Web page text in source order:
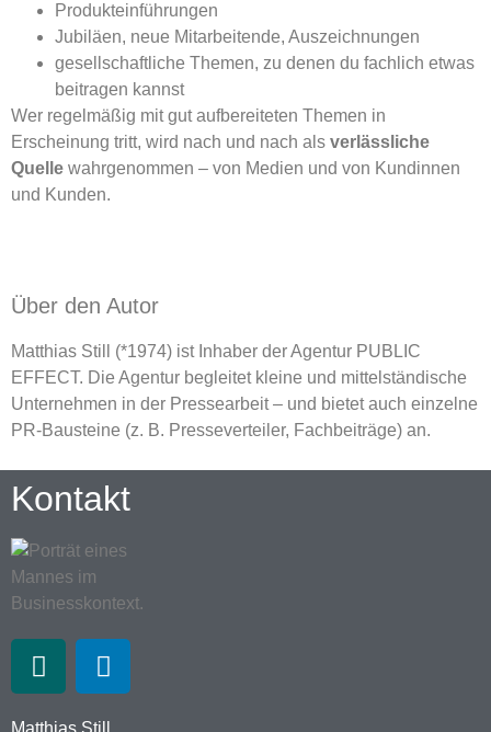
Produkteinführungen
Jubiläen, neue Mitarbeitende, Auszeichnungen
gesellschaftliche Themen, zu denen du fachlich etwas
beitragen kannst
Wer regelmäßig mit gut aufbereiteten Themen in
Erscheinung tritt, wird nach und nach als verlässliche
Quelle wahrgenommen – von Medien und von Kundinnen
und Kunden.
Über den Autor
Matthias Still (*1974) ist Inhaber der Agentur PUBLIC
EFFECT. Die Agentur begleitet kleine und mittelständische
Unternehmen in der Pressearbeit – und bietet auch einzelne
PR-Bausteine (z. B. Presseverteiler, Fachbeiträge) an.
Kontakt